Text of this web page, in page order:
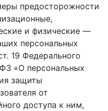
предосторожности
и физические —
персональных
19 Федерального
«О персональных
защиты
от
доступа к ним,